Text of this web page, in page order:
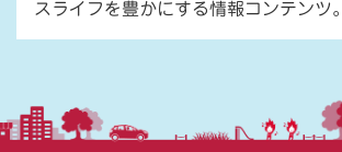
スライフを豊かにする情報コンテンツ。